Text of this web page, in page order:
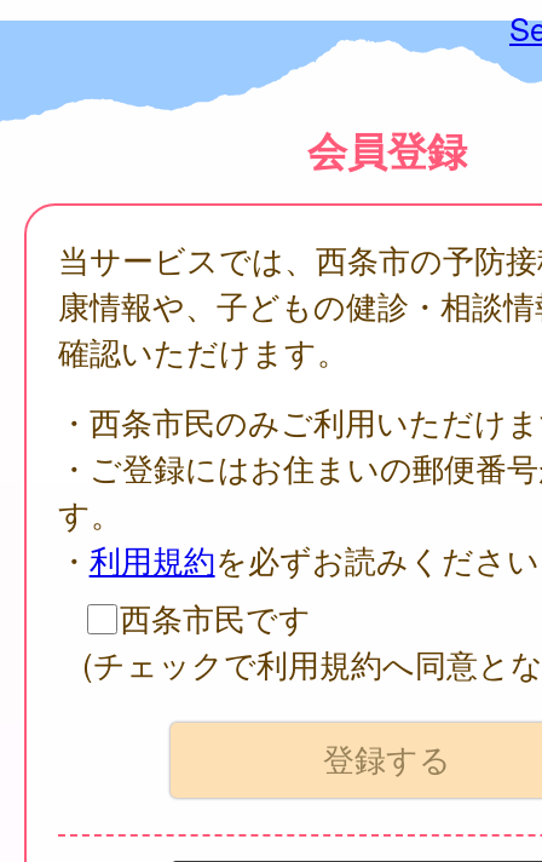
会員登録
当サービスでは、西条市の予防
康情報や、子どもの健診・相談
確認いただけます。
・西条市民のみご利用いただけ
・ご登録にはお住まいの郵便番
す。
・ 利用規約を必ずお読みくださ
西条市民です
(チェックで利用規約へ同意と